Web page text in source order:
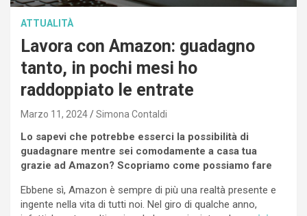
ATTUALITÀ
Lavora con Amazon: guadagno
tanto, in pochi mesi ho
raddoppiato le entrate
Marzo 11, 2024 Simona Contaldi
Lo sapevi che potrebbe esserci la possibilità di
guadagnare mentre sei comodamente a casa tua
grazie ad Amazon? Scopriamo come possiamo fare
Ebbene sì, Amazon è sempre di più una realtà presente e
ingente nella vita di tutti noi. Nel giro di qualche anno,